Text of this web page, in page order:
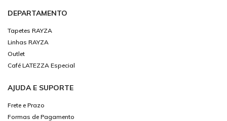
DEPARTAMENTO
Tapetes RAYZA
Linhas RAYZA
Outlet
Café LATEZZA Especial
AJUDA E SUPORTE
Frete e Prazo
Formas de Pagamento